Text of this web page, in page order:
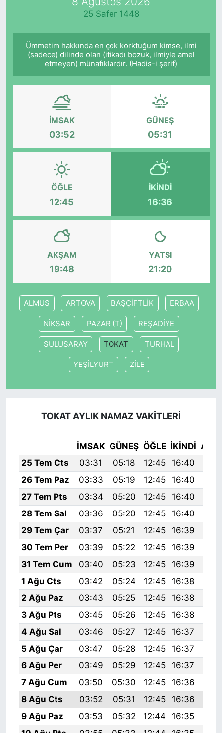
25 Safer 1448
Ümmetim hakkında en çok korktuğum kimse, ilmi
(sadece) dilinde olan (itikadı bozuk, ilmiyle amel
etmeyen) münafıklardır. (Hadis-i şerif)
İMSAK
03:52
GÜNEŞ
05:31
ÖĞLE
12:45
İKINDI
16:36
AKŞAM
19:48
YATSI
21:20
ALMUS ARTOVA BAŞÇİFTLİK ERBAA
NİKSAR PAZAR (T) REŞADİYE
SULUSARAY TOKAT TURHAL
YEŞİLYURT ZİLE
TOKAT AYLIK NAMAZ VAKITLERI
İMSAK GÜNEŞ ÖĞLE İKINDI
25 Tem Cts
03:31 05:18 12:45 16:40
26 Tem Paz
03:33 05:19 12:45 16:40
27 Tem Pts
03:34 05:20 12:45 16:40
28 Tem Sal
03:36 05:20 12:45 16:40
29 Tem Çar
03:37 05:21 12:45 16:39
30 Tem Per
03:39 05:22 12:45 16:39
31 Tem Cum
03:40 05:23 12:45 16:39
1 Ağu Cts
03:42 05:24 12:45 16:38
2 Ağu Paz
03:43 05:25 12:45 16:38
3 Ağu Pts
03:45 05:26 12:45 16:38
4 Ağu Sal
03:46 05:27 12:45 16:37
5 Ağu Çar
03:47 05:28 12:45 16:37
6 Ağu Per
03:49 05:29 12:45 16:37
7 Ağu Cum
03:50 05:30 12:45 16:36
8 Ağu Cts
03:52 05:31 12:45 16:36
9 Ağu Paz
03:53 05:32 12:44 16:35